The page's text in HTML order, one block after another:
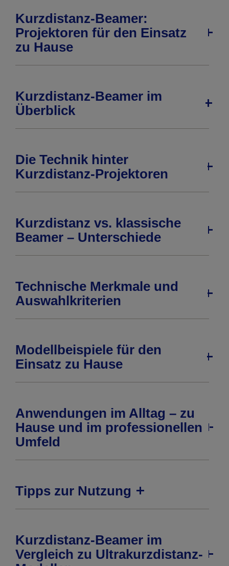
Kurzdistanz-Beamer:
Projektoren für den Einsatz
zu Hause
Kurzdistanz-Beamer im
Überblick
Die Technik hinter
Kurzdistanz-Projektoren
Kurzdistanz vs. klassische
Beamer – Unterschiede
Technische Merkmale und
Auswahlkriterien
Modellbeispiele für den
Einsatz zu Hause
Anwendungen im Alltag – zu
Hause und im professionellen
Umfeld
Tipps zur Nutzung
Kurzdistanz-Beamer im
Vergleich zu Ultrakurzdistanz-